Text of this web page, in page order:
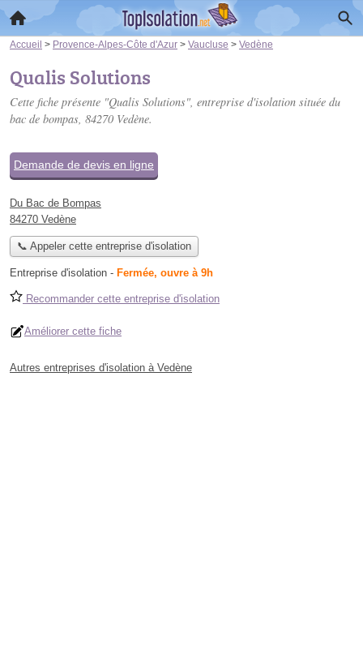
Accueil > Provence-Alpes-Côte d'Azur > Vaucluse > Vedène
Qualis Solutions
Cette fiche présente "Qualis Solutions", entreprise d'isolation située du
bac de bompas, 84270 Vedène.
Demande de devis en ligne
Du Bac de Bompas
84270 Vedène
📞 Appeler cette entreprise d'isolation
Entreprise d'isolation - Fermée, ouvre à 9h
Recommander cette entreprise d'isolation
Améliorer cette fiche
Autres entreprises d'isolation à Vedène